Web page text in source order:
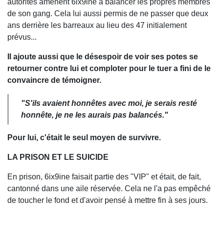
autorités amènent 6ix9ine à balancer les propres membres
de son gang. Cela lui aussi permis de ne passer que deux
ans derrière les barreaux au lieu des 47 initialement
prévus...
Il ajoute aussi que le désespoir de voir ses potes se
retourner contre lui et comploter pour le tuer a fini de le
convaincre de témoigner.
"S'ils avaient honnêtes avec moi, je serais resté
honnête, je ne les aurais pas balancés."
Pour lui, c'était le seul moyen de survivre.
LA PRISON ET LE SUICIDE
En prison, 6ix9ine faisait partie des "VIP" et était, de fait,
cantonné dans une aile réservée. Cela ne l'a pas empêché
de toucher le fond et d'avoir pensé à mettre fin à ses jours.